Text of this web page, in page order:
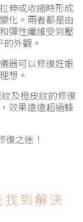
伸或收縮時形成
化。兩者都是由
彈性纖維受到壓
外觀。
器可以修復妊娠
想。
及橙皮紋的修復
效果遠遠超過蜂
之迷！
到解決